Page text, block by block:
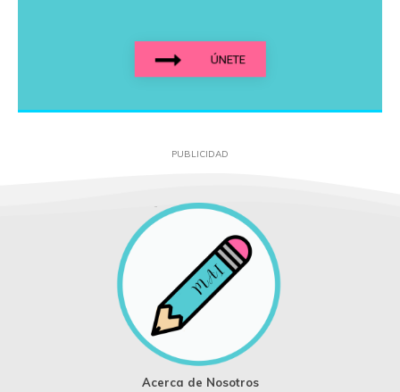
ÚNETE
PUBLICIDAD
Acerca de Nosotros